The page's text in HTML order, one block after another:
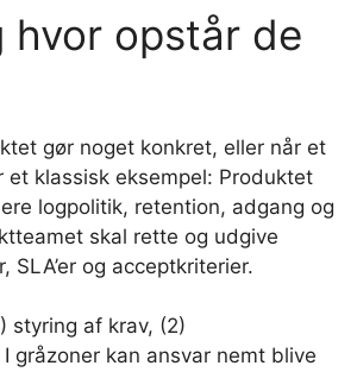
hvor opstår de
gør noget konkret, eller når et
klassisk eksempel: Produktet
logpolitik, retention, adgang og
skal rette og udgive
og acceptkriterier.
styring af krav, (2)
gråzoner kan ansvar nemt blive